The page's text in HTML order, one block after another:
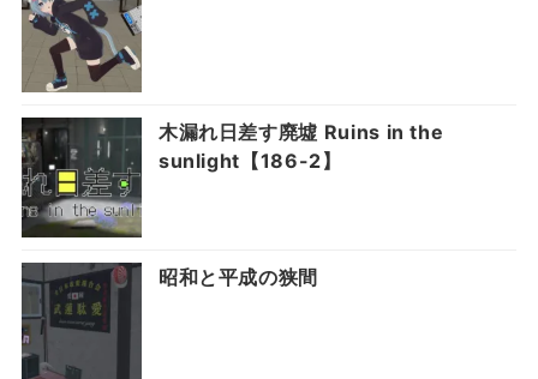
木漏れ日差す廃墟 Ruins in the
sunlight【186-2】
昭和と平成の狭間